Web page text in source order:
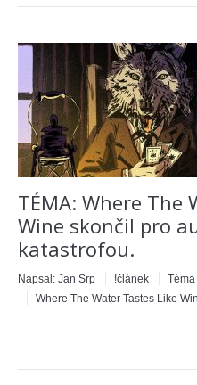
TÉMA: Where The
Wine skončil pro
katastrofou.
Napsal: Jan Srp !článek
Téma
Where The Water Tastes Like